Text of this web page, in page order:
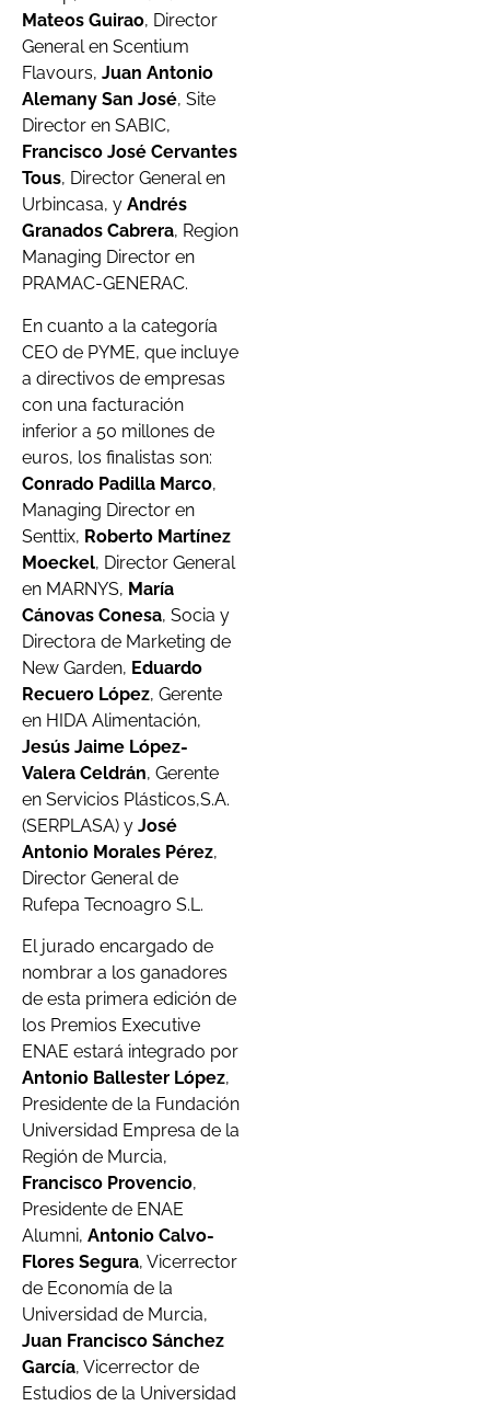
Mateos Guirao, Director
General en Scentium
Flavours, Juan Antonio
Alemany San José, Site
Director en SABIC,
Francisco José Cervantes
Tous, Director General en
Urbincasa, y Andrés
Granados Cabrera, Region
Managing Director en
PRAMAC-GENERAC.
En cuanto a la categoría
CEO de PYME, que incluye
a directivos de empresas
con una facturación
inferior a 50 millones de
euros, los finalistas son:
Conrado Padilla Marco,
Managing Director en
Senttix, Roberto Martínez
Moeckel, Director General
en MARNYS, María
Cánovas Conesa, Socia y
Directora de Marketing de
New Garden, Eduardo
Recuero López, Gerente
en HIDA Alimentación,
Jesús Jaime López-
Valera Celdrán, Gerente
en Servicios Plásticos,S.A.
(SERPLASA) y José
Antonio Morales Pérez,
Director General de
Rufepa Tecnoagro S.L.
El jurado encargado de
nombrar a los ganadores
de esta primera edición de
los Premios Executive
ENAE estará integrado por
Antonio Ballester López,
Presidente de la Fundación
Universidad Empresa de la
Región de Murcia,
Francisco Provencio,
Presidente de ENAE
Alumni, Antonio Calvo-
Flores Segura, Vicerrector
de Economía de la
Universidad de Murcia,
Juan Francisco Sánchez
García, Vicerrector de
Estudios de la Universidad